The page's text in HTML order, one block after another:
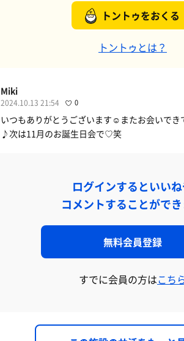
トントゥをおくる
トントゥとは？
Miki
2024.10.13 21:54 0
いつもありがとうございます☺️またお会いでき
♪次は11月のお誕生日会で♡笑
ログインするといい
コメントすることがで
無料会員登録
すでに会員の方はこち